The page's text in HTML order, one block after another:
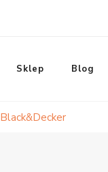
Sklep Blog
Black&Decker